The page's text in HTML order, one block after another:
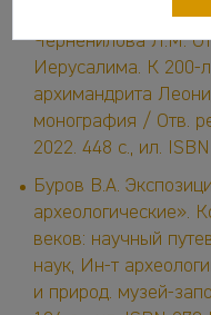
Севастьянова С.К.,
Черненилова Л.М.
Иерусалима. К 200-
архимандрита
монография / Отв.
2022. 448 с., ил.
Буров В.А.
археологические».
веков: научный
наук, Ин-т
и природ. музей-